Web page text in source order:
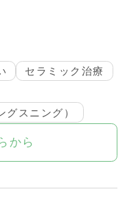
セラミック治療
スニング）
から